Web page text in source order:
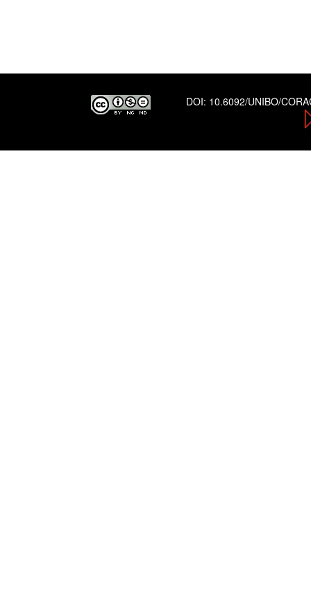
DOI: 10.6092/UNIBO/